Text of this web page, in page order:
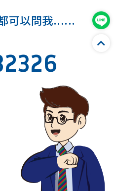
可以問我......